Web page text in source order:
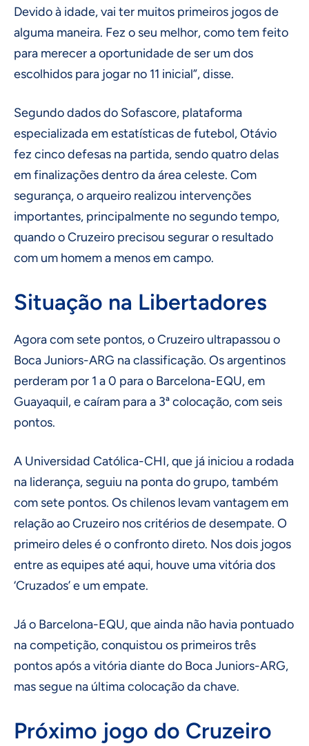
Devido à idade, vai ter muitos primeiros jogos de
alguma maneira. Fez o seu melhor, como tem feito
para merecer a oportunidade de ser um dos
escolhidos para jogar no 11 inicial”, disse.
Segundo dados do Sofascore, plataforma
especializada em estatísticas de futebol, Otávio
fez cinco defesas na partida, sendo quatro delas
em finalizações dentro da área celeste. Com
segurança, o arqueiro realizou intervenções
importantes, principalmente no segundo tempo,
quando o Cruzeiro precisou segurar o resultado
com um homem a menos em campo.
Situação na Libertadores
Agora com sete pontos, o Cruzeiro ultrapassou o
Boca Juniors-ARG na classificação. Os argentinos
perderam por 1 a 0 para o Barcelona-EQU, em
Guayaquil, e caíram para a 3ª colocação, com seis
pontos.
A Universidad Católica-CHI, que já iniciou a rodada
na liderança, seguiu na ponta do grupo, também
com sete pontos. Os chilenos levam vantagem em
relação ao Cruzeiro nos critérios de desempate. O
primeiro deles é o confronto direto. Nos dois jogos
entre as equipes até aqui, houve uma vitória dos
‘Cruzados’ e um empate.
Já o Barcelona-EQU, que ainda não havia pontuado
na competição, conquistou os primeiros três
pontos após a vitória diante do Boca Juniors-ARG,
mas segue na última colocação da chave.
Próximo jogo do Cruzeiro